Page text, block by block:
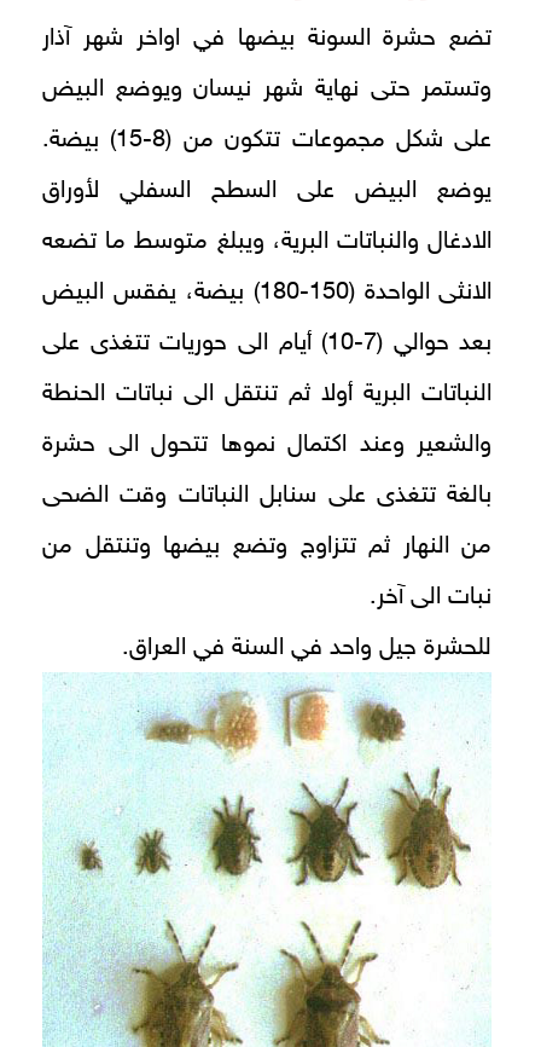
تضع حشرة السونة بيضها في اواخر شهر آذار
وتستمر حتى نهاية شهر نيسان ويوضع البيض
على شكل مجموعات تتكون من (8-15) بيضة.
يوضع البيض على السطح السفلي لأوراق
الادغال والنباتات البرية، ويبلغ متوسط ما تضعه
الانثى الواحدة (150-180) بيضة، يفقس البيض
بعد حوالي (7-10) أيام الى حوريات تتغذى على
النباتات البرية أولا ثم تنتقل الى نباتات الحنطة
والشعير وعند اكتمال نموها تتحول الى حشرة
بالغة تتغذى على سنابل النباتات وقت الضحى
من النهار ثم تتزاوج وتضع بيضها وتنتقل من
نبات الى آخر.
للحشرة جيل واحد في السنة في العراق.